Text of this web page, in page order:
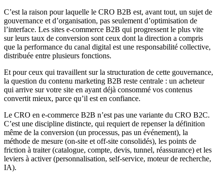
C’est la raison pour laquelle le CRO B2B est, avant tout, un sujet de
gouvernance et d’organisation, pas seulement d’optimisation de
l’interface. Les sites e-commerce B2B qui progressent le plus vite
sur leurs taux de conversion sont ceux dont la direction a compris
que la performance du canal digital est une responsabilité collective,
distribuée entre plusieurs fonctions.
Et pour ceux qui travaillent sur la structuration de cette gouvernance,
la question du contenu marketing B2B reste centrale : un acheteur
qui arrive sur votre site en ayant déjà consommé vos contenus
convertit mieux, parce qu’il est en confiance.
Le CRO en e-commerce B2B n’est pas une variante du CRO B2C.
C’est une discipline distincte, qui requiert de repenser la définition
même de la conversion (un processus, pas un événement), la
méthode de mesure (on-site et off-site consolidés), les points de
friction à traiter (catalogue, compte, devis, tunnel, réassurance) et les
leviers à activer (personnalisation, self-service, moteur de recherche,
IA).